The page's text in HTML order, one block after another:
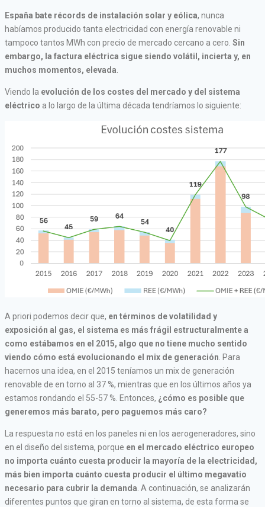
España bate récords de instalación solar y eólica, nunca
habíamos producido tanta electricidad con energía renovable ni
tampoco tantos MWh con precio de mercado cercano a cero. Sin
embargo, la factura eléctrica sigue siendo volátil, incierta y, en
muchos momentos, elevada
Viendo la evolución de los costes del mercado y del sistema
eléctrico a lo largo de la última década tendríamos lo siguiente:
A priori podemos decir que, en términos de volatilidad y
exposición al gas, el sistema es más frágil estructuralmente a
como estábamos en el 2015, algo que no tiene mucho sentido
viendo cómo está evolucionando el mix de generación . Para
hacernos una idea, en el 2015 teníamos un mix de generación
renovable de en torno al 37 %, mientras que en los últimos años ya
estamos rondando el 55-57 %. Entonces, ¿cómo es posible que
generemos más barato, pero paguemos más caro?
La respuesta no está en los paneles ni en los aerogeneradores, sino
en el diseño del sistema, porque en el mercado eléctrico europeo
no importa cuánto cuesta producir la mayoría de la electricidad,
más bien importa cuánto cuesta producir el último megavatio
necesario para cubrir la demanda A continuación, se analizarán
diferentes puntos que giran en torno al sistema, de esta forma se